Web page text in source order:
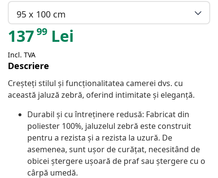
95 x 100 cm
13799 Lei
Incl. TVA
Descriere
Creșteți stilul și funcționalitatea camerei dvs. cu
această jaluză zebră, oferind intimitate și eleganță.
Durabil și cu întreținere redusă: Fabricat din
poliester 100%, jaluzelul zebră este construit
pentru a rezista și a rezista la uzură. De
asemenea, sunt ușor de curățat, necesitând de
obicei ștergere ușoară de praf sau ștergere cu o
cârpă umedă.